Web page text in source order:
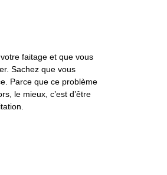
faitage et que vous
Sachez que vous
Parce que ce problème
le mieux, c’est d’être